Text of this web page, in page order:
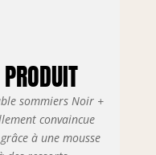
Tex -
: 10 ans
sommiers Noir +
convaincue
à une mousse